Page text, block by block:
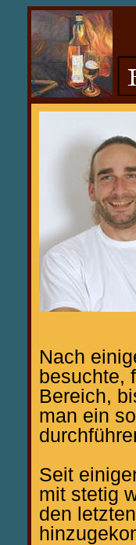
Nach
besuchte,
Bereich,
man ein
Seit
mit stetig
den